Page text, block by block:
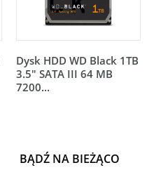
Dysk HDD WD Black 1TB
3.5" SATA III 64 MB
7200...
BĄDŹ NA BIEŻĄCO